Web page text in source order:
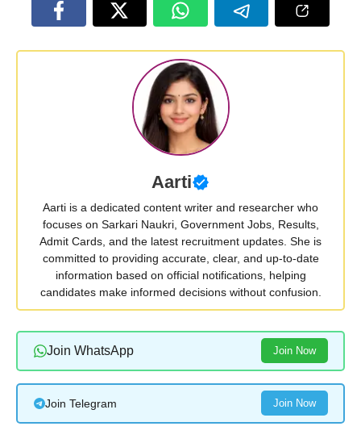
Aarti
Aarti is a dedicated content writer and researcher who
focuses on Sarkari Naukri, Government Jobs, Results,
Admit Cards, and the latest recruitment updates. She is
committed to providing accurate, clear, and up-to-date
information based on official notifications, helping
candidates make informed decisions without confusion.
Join WhatsApp Join Now
Join Telegram Join Now